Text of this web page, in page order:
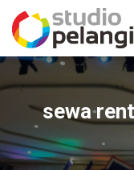
sewa